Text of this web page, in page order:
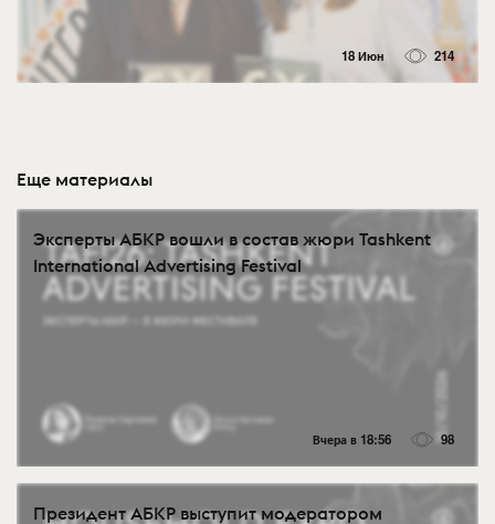
18 Июн 214
Еще материалы
Эксперты АБКР вошли в состав жюри Tashkent
International Advertising Festival
Вчера в 18:56 98
Президент АБКР выступит модератором